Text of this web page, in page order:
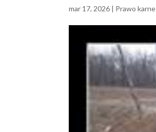
mar 17, 2026 | Prawo karne